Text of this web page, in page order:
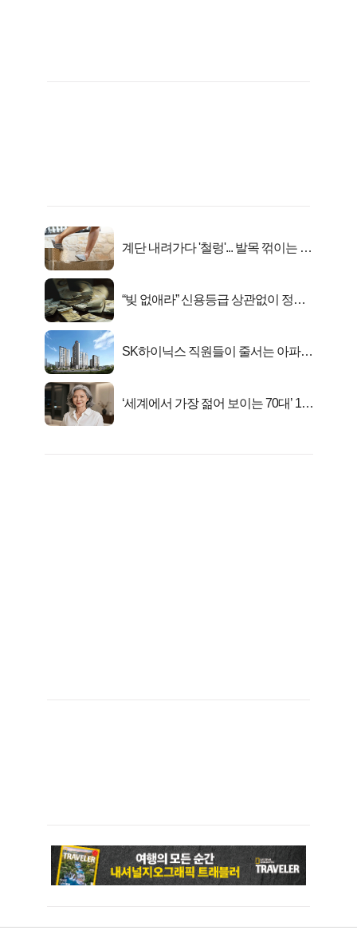
계단 내려가다 '철렁'... 발목 꺾이는 이
“빚 없애라” 신용등급 상관없이 정부
SK하이닉스 직원들이 줄서는 아파트
‘세계에서 가장 젊어 보이는 70대’ 1위